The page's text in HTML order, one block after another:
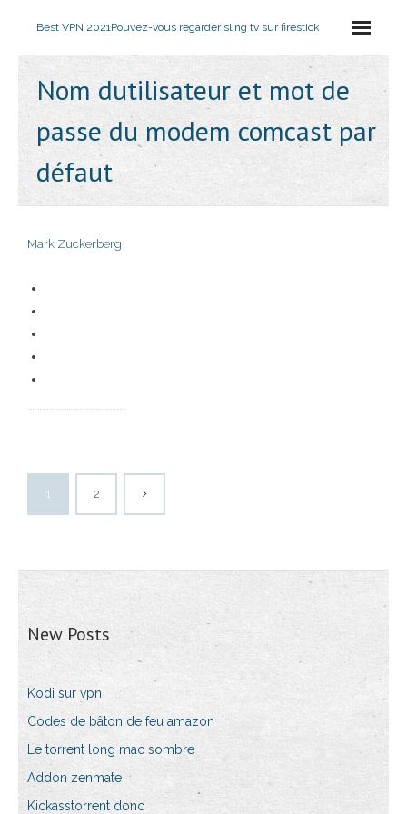
Best VPN 2021Pouvez-vous regarder sling tv sur firestick
Nom dutilisateur et mot de
passe du modem comcast par
défaut
Mark Zuckerberg
1 2
New Posts
Kodi sur vpn
Codes de bâton de feu amazon
Le torrent long mac sombre
Addon zenmate
Kickasstorrent donc